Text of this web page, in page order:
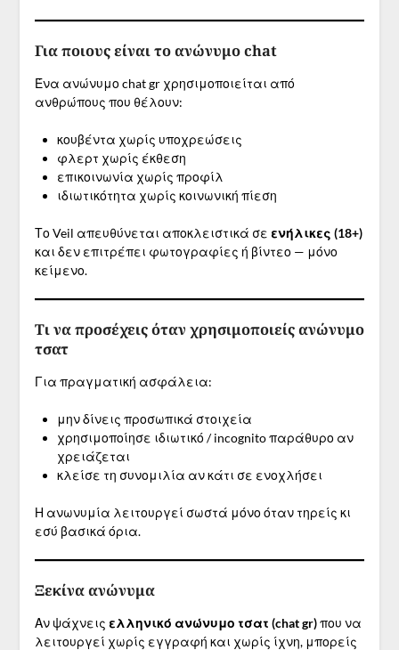
Για ποιους είναι το ανώνυμο chat
Ένα ανώνυμο chat gr χρησιμοποιείται από
ανθρώπους που θέλουν:
κουβέντα χωρίς υποχρεώσεις
φλερτ χωρίς έκθεση
επικοινωνία χωρίς προφίλ
ιδιωτικότητα χωρίς κοινωνική πίεση
Το Veil απευθύνεται αποκλειστικά σε ενήλικες (18+)
και δεν επιτρέπει φωτογραφίες ή βίντεο — μόνο
κείμενο.
Τι να προσέχεις όταν χρησιμοποιείς ανώνυμο
τσατ
Για πραγματική ασφάλεια:
μην δίνεις προσωπικά στοιχεία
χρησιμοποίησε ιδιωτικό / incognito παράθυρο αν
χρειάζεται
κλείσε τη συνομιλία αν κάτι σε ενοχλήσει
Η ανωνυμία λειτουργεί σωστά μόνο όταν τηρείς κι
εσύ βασικά όρια.
Ξεκίνα ανώνυμα
Αν ψάχνεις ελληνικό ανώνυμο τσατ (chat gr)που να
λειτουργεί χωρίς εγγραφή και χωρίς ίχνη, μπορείς